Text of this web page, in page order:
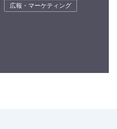
広報・マーケティング